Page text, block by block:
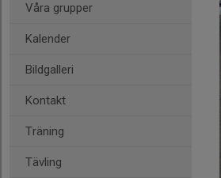
Våra grupper
Kalender
Bildgalleri
Kontakt
Träning
Tävling